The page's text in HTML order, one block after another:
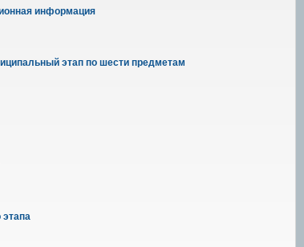
информация
этап по шести предметам